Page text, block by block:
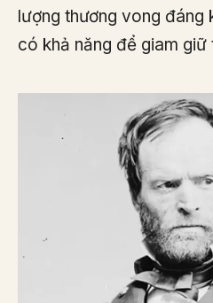
lượng thương vong đáng
có khả năng để giam giữ